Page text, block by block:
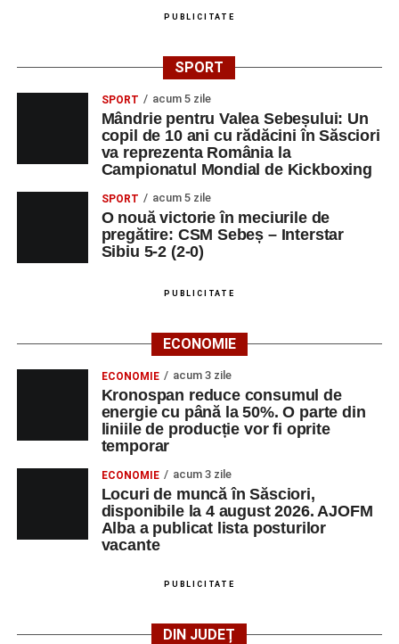
PUBLICITATE
SPORT
SPORT acum 5 zile
Mândrie pentru Valea Sebeșului: Un
copil de 10 ani cu rădăcini în Săsciori
va reprezenta România la
Campionatul Mondial de Kickboxing
SPORT acum 5 zile
O nouă victorie în meciurile de
pregătire: CSM Sebeș – Interstar
Sibiu 5-2 (2-0)
PUBLICITATE
ECONOMIE
ECONOMIE acum 3 zile
Kronospan reduce consumul de
energie cu până la 50%. O parte din
liniile de producție vor fi oprite
temporar
ECONOMIE acum 3 zile
Locuri de muncă în Săsciori,
disponibile la 4 august 2026. AJOFM
Alba a publicat lista posturilor
vacante
PUBLICITATE
DIN JUDEȚ